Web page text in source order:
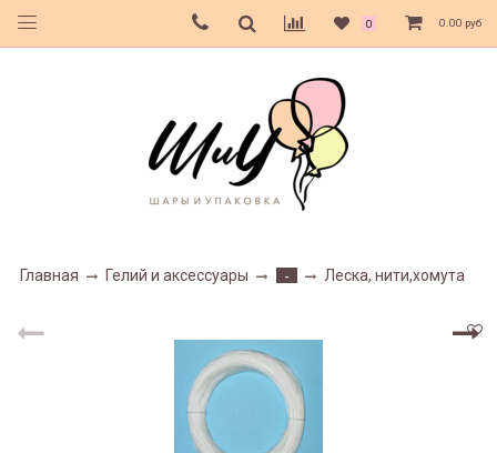
0 0.00 руб
Главная Гелий и аксессуары - Леска, нити,хомута